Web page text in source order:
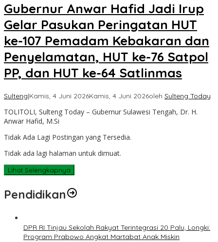
Gubernur Anwar Hafid Jadi Irup
Gelar Pasukan Peringatan HUT
ke-107 Pemadam Kebakaran dan
Penyelamatan, HUT ke-76 Satpol
PP, dan HUT ke-64 Satlinmas
Sulteng|Kamis, 4 Juni 2026Kamis, 4 Juni 2026oleh Sulteng Today
TOLITOLI, Sulteng Today – Gubernur Sulawesi Tengah, Dr. H.
Anwar Hafid, M.Si
Tidak Ada Lagi Postingan yang Tersedia.
Tidak ada lagi halaman untuk dimuat.
Lihat Selengkapnya
Pendidikan
DPR RI Tinjau Sekolah Rakyat Terintegrasi 20 Palu, Longki:
Program Prabowo Angkat Martabat Anak Miskin